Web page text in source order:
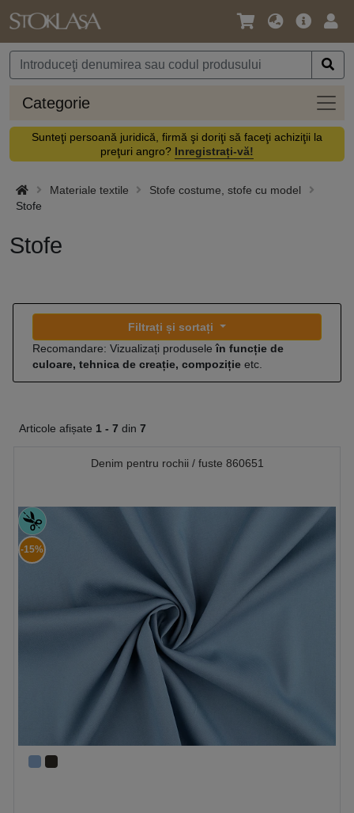
Limbă
Monedă
Meniul
Categorie
Sunteţi persoană juridică, firmă şi doriţi să faceţi achiziţii la
preţuri angro? Inregistrați-vă!
Materiale textile
Stofe costume, stofe cu model
Stofe
Stofe
Filtrați și sortați
Recomandare: Vizualizați produseleîn funcție de
culoare, tehnica de creație, compoziție etc.
Articole afișate 1 - 7 din 7
Denim pentru rochii / fuste 860651
-15%